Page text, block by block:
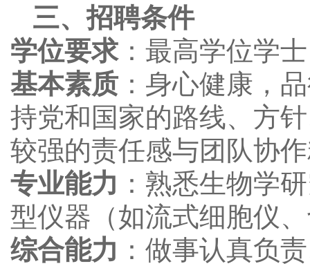
三、招聘条件
学位要求：最高学位学
基本素质 ：身心健康，
持党和国家的路线、方
较强的责任感与团队协
专业能力 ：熟悉生物学
型仪器（如流式细胞仪
综合能力 ：做事认真负